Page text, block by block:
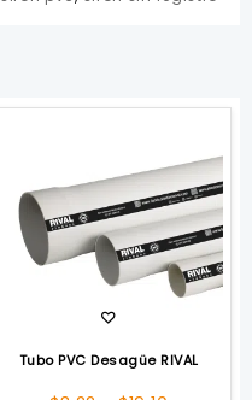
Tubo PVC Desagüe RIVAL